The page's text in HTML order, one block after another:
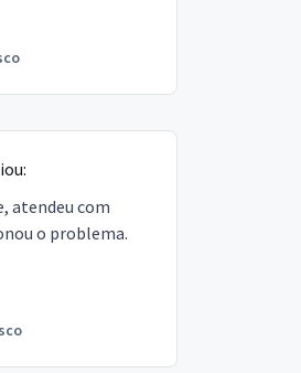
atendeu com
o problema.